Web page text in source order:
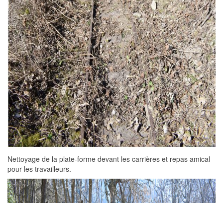
Nettoyage de la plate-forme devant les carrières et repas amical
pour les travailleurs.